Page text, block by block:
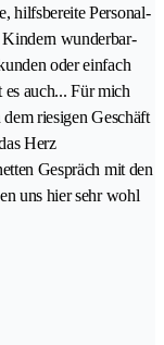
hilfsbereite Personal-
wunderbar-
oder einfach
es auch... Für mich
riesigen Geschäft
Herz
Gespräch mit den
uns hier sehr wohl